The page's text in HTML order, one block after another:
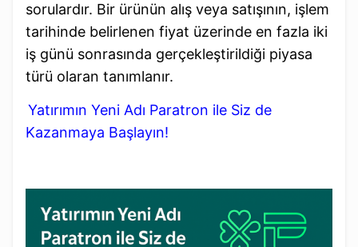
sorulardır. Bir ürünün alış veya satışının, işlem
tarihinde belirlenen fiyat üzerinde en fazla iki
iş günü sonrasında gerçekleştirildiği piyasa
türü olaran tanımlanır.
Yatırımın Yeni Adı Paratron ile Siz de
Kazanmaya Başlayın!